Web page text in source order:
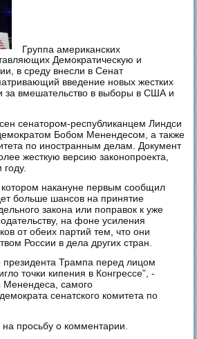
Группа американских
Демократическую и
в среду внесли в Сенат
введение новых жестких
за вмешательство в выборы в США и
сенатором-республиканцем Линдси
Бобом Менендесом, а также
по иностранным делам. Документ
жесткую версию законопроекта,
котором накануне первым сообщил
больше шансов на принятие
закона или поправок к уже
на фоне усиления
от обеих партий тем, что они
России в дела других стран.
президента Трампа перед лицом
точки кипения в Конгрессе”, -
Менендеса, самого
сенатского комитета по
просьбу о комментарии.